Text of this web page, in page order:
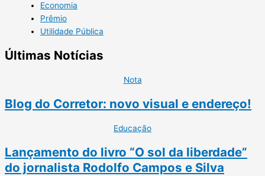
Economia
Prêmio
Utilidade Pública
Últimas Notícias
Nota
Blog do Corretor: novo visual e endereço!
Educação
Lançamento do livro “O sol da liberdade”
do jornalista Rodolfo Campos e Silva